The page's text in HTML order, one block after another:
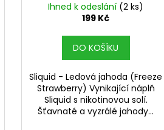
Ihned k odeslání (2 ks)
199 Kč
DO KOŠÍKU
Sliquid - Ledová jahoda (Freeze
Strawberry) Vynikající náplň
Sliquid s nikotinovou solí.
Šťavnaté a vyzrálé jahody...